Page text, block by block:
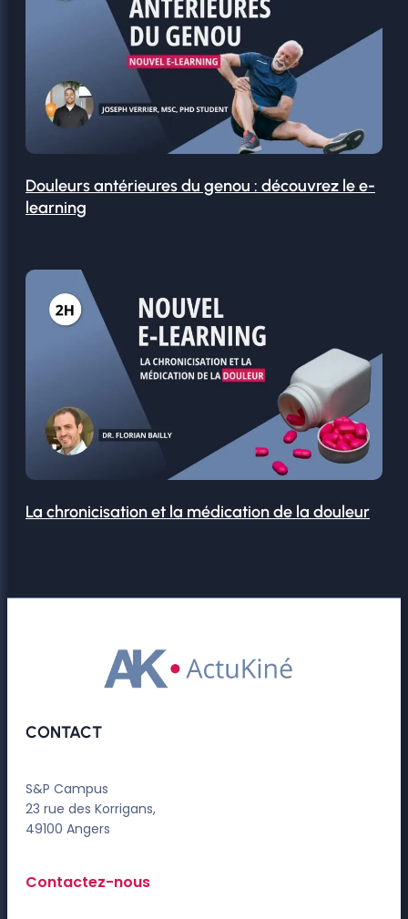
Douleurs antérieures du genou : découvrez le e-
learning
La chronicisation et la médication de la douleur
CONTACT
S&P Campus
23 rue des Korrigans,
49100 Angers
Contactez-nous